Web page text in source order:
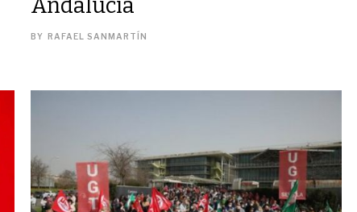
Andalucía
BY RAFAEL SANMARTÍN